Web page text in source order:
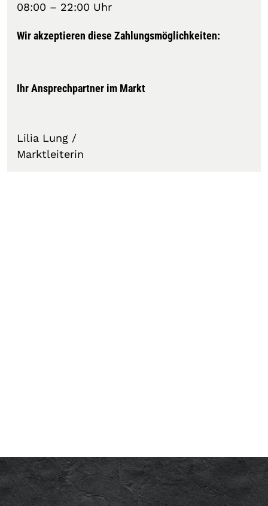
08:00 – 22:00 Uhr
Wir akzeptieren diese Zahlungsmöglichkeiten:
Ihr Ansprechpartner im Markt
Lilia Lung /
Marktleiterin